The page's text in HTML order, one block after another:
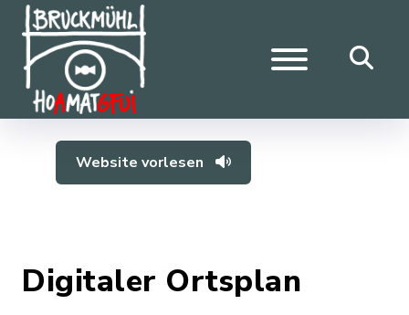
Website vorlesen
Digitaler Ortsplan